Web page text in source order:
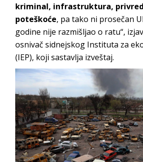
kriminal, infrastruktura,
poteškoće, pa tako ni prosečan
godine nije razmišljao o ratu“,
osnivač sidnejskog Instituta za
(IEP), koji sastavlja izveštaj.